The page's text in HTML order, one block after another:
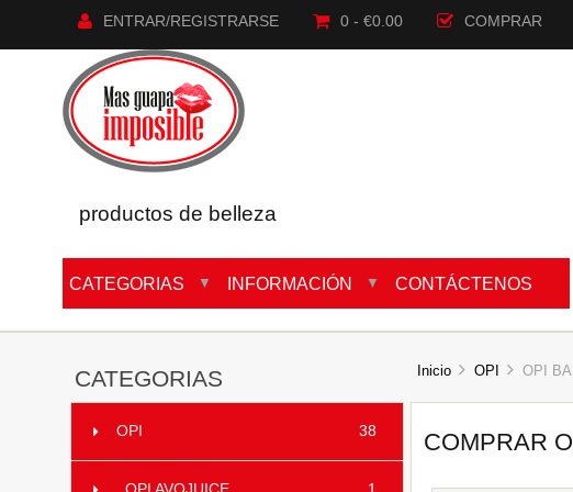
ENTRAR/REGISTRARSE 0 - €0.00 COMPRAR
productos de belleza
CATEGORIAS ▼ INFORMACIÓN ▼ CONTÁCTENOS
CATEGORIAS
OPI 38
Inicio OPI OPI
COMPRAR